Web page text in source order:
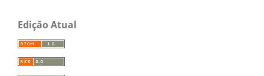
Edição Atual